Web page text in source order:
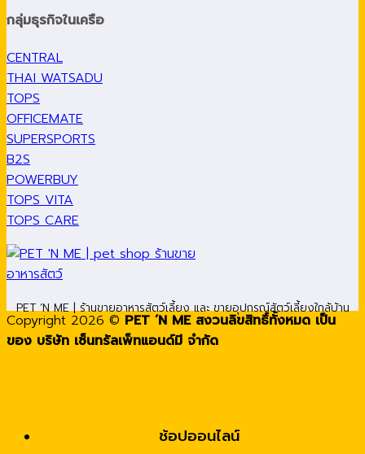
กลุ่มธุรกิจในเครือ
CENTRAL
THAI WATSADU
TOPS
OFFICEMATE
SUPERSPORTS
B2S
POWERBUY
TOPS VITA
TOPS CARE
PET ’N ME | ร้านขายอาหารสัตว์เลี้ยง และ ขายอุปกรณ์สัตว์เลี้ยงใกล้บ้าน
Copyright 2026 © PET ’N ME สงวนลิขสิทธิ์ทั้งหมด เป็น
ของ บริษัท เซ็นทรัลเพ็ทแอนด์มี จำกัด
ช้อปออนไลน์